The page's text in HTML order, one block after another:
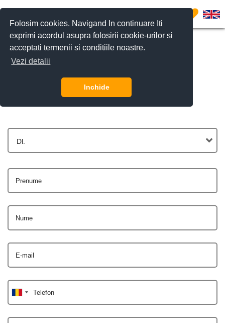
Folosim cookies. Navigand In continuare Iti
exprimi acordul asupra folosirii cookie-urilor si
acceptati termenii si conditiile noastre.
Vezi detalii
Inchide
0
Contactează-ne
Dl.
Prenume
Nume
E-mail
Telefon